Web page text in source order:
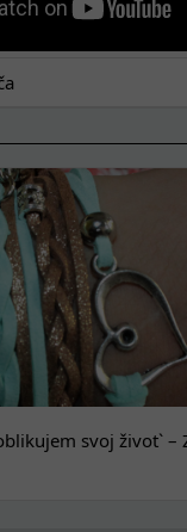
svoj život`